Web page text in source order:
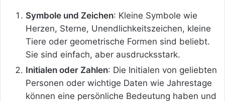
Symbole und Zeichen: Kleine Symbole wie
Herzen, Sterne, Unendlichkeitszeichen, kleine
Tiere oder geometrische Formen sind beliebt.
Sie sind einfach, aber ausdrucksstark.
Initialen oder Zahlen: Die Initialen von geliebten
Personen oder wichtige Daten wie Jahrestage
können eine persönliche Bedeutung haben und